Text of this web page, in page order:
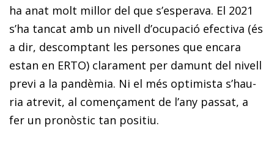
ha anat molt millor del que s’esperava. El 2021
s’ha tancat amb un nivell d’ocupació efectiva (és
a dir, descomptant les persones que encara
estan en ERTO) clarament per da­­munt del nivell
previ a la pandèmia. Ni el més optimista s’hau­­
ria atrevit, al començament de l’any passat, a
fer un pro­­nòstic tan positiu.